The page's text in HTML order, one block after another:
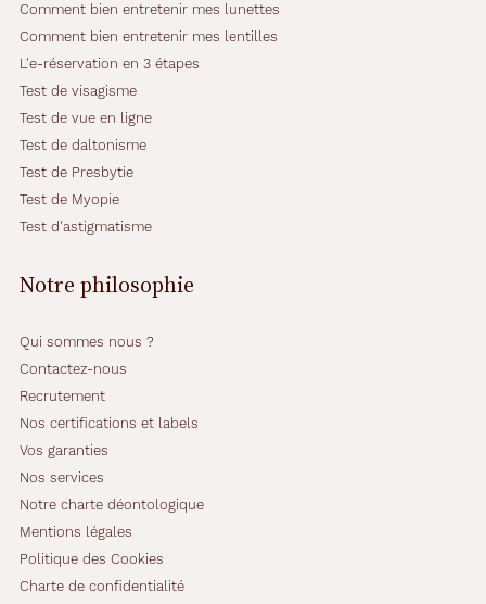
Comment bien entretenir mes lunettes
Comment bien entretenir mes lentilles
L'e-réservation en 3 étapes
Test de visagisme
Test de vue en ligne
Test de daltonisme
Test de Presbytie
Test de Myopie
Test d'astigmatisme
Notre philosophie
Qui sommes nous ?
Contactez-nous
Recrutement
Nos certifications et labels
Vos garanties
Nos services
Notre charte déontologique
Mentions légales
Politique des Cookies
Charte de confidentialité